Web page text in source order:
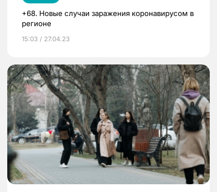
+68. Новые случаи заражения коронавирусом в
регионе
15:03 / 27.04.23